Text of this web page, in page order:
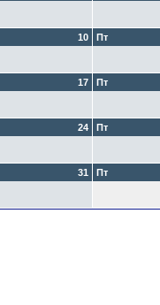
10 Пт
17 Пт
24 Пт
31 Пт